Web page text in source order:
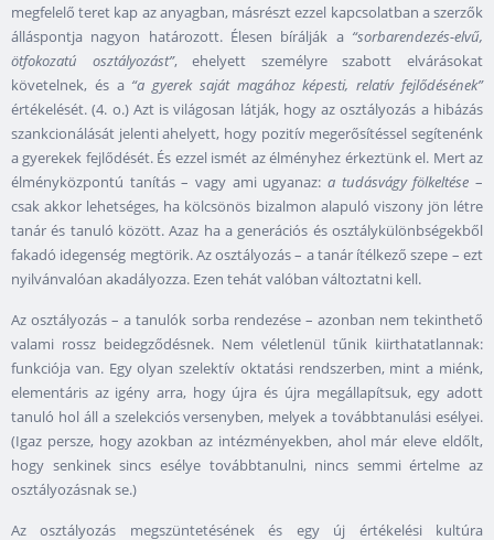
megfelelő teret kap az anyagban, másrészt ezzel kapcsolatban a szerzők
álláspontja nagyon határozott. Élesen bírálják a “sorbarendezés-elvű,
ötfokozatú osztályozást”, ehelyett személyre szabott elvárásokat
követelnek, és a “a gyerek saját magához képesti, relatív fejlődésének”
értékelését. (4. o.) Azt is világosan látják, hogy az osztályozás a hibázás
szankcionálását jelenti ahelyett, hogy pozitív megerősítéssel segítenénk
a gyerekek fejlődését. És ezzel ismét az élményhez érkeztünk el. Mert az
élményközpontú tanítás – vagy ami ugyanaz: a tudásvágy fölkeltése –
csak akkor lehetséges, ha kölcsönös bizalmon alapuló viszony jön létre
tanár és tanuló között. Azaz ha a generációs és osztálykülönbségekből
fakadó idegenség megtörik. Az osztályozás – a tanár ítélkező szepe – ezt
nyilvánvalóan akadályozza. Ezen tehát valóban változtatni kell.
Az osztályozás – a tanulók sorba rendezése – azonban nem tekinthető
valami rossz beidegződésnek. Nem véletlenül tűnik kiirthatatlannak:
funkciója van. Egy olyan szelektív oktatási rendszerben, mint a miénk,
elementáris az igény arra, hogy újra és újra megállapítsuk, egy adott
tanuló hol áll a szelekciós versenyben, melyek a továbbtanulási esélyei.
(Igaz persze, hogy azokban az intézményekben, ahol már eleve eldőlt,
hogy senkinek sincs esélye továbbtanulni, nincs semmi értelme az
osztályozásnak se.)
Az osztályozás megszüntetésének és egy új értékelési kultúra